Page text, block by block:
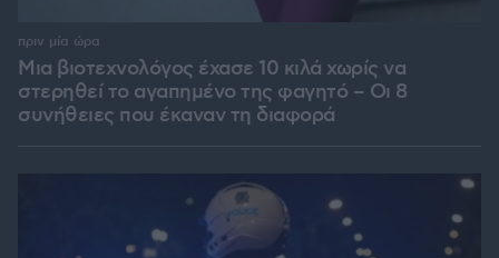
Μια βιοτεχνολόγος έχασε 10 κιλά χωρίς να
στερηθεί το αγαπημένο της φαγητό – Οι 8
συνήθειες που έκαναν τη διαφορά
πριν μία ώρα